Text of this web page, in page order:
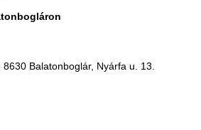
Balatonboglár, Nyárfa u. 13.